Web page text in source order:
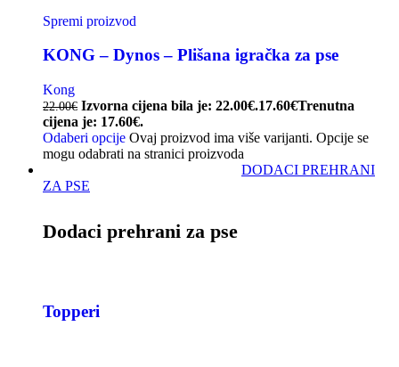
Spremi proizvod
KONG – Dynos – Plišana igračka za pse
Kong
22.00€ Izvorna cijena bila je: 22.00€.17.60€Trenutna
cijena je: 17.60€.
Odaberi opcije Ovaj proizvod ima više varijanti. Opcije se
mogu odabrati na stranici proizvoda
DODACI PREHRANI
ZA PSE
Dodaci prehrani za pse
Topperi